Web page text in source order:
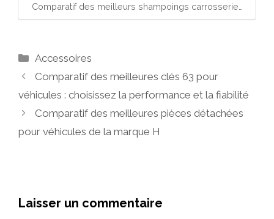
Comparatif des meilleurs shampoings carrosserie…
Catégories
Accessoires
Comparatif des meilleures clés 63 pour
véhicules : choisissez la performance et la fiabilité
Comparatif des meilleures pièces détachées
pour véhicules de la marque H
Laisser un commentaire